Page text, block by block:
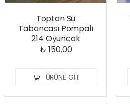
Toptan Su
Tabancası Pompalı
214 Oyuncak
₺ 150.00
ÜRÜNE GIT